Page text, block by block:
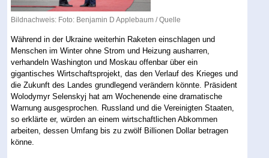
Bildnachweis: Foto: Benjamin D Applebaum /Quelle
Während in der Ukraine weiterhin Raketen einschlagen und
Menschen im Winter ohne Strom und Heizung ausharren,
verhandeln Washington und Moskau offenbar über ein
gigantisches Wirtschaftsprojekt, das den Verlauf des Krieges und
die Zukunft des Landes grundlegend verändern könnte. Präsident
Wolodymyr Selenskyj hat am Wochenende eine dramatische
Warnung ausgesprochen. Russland und die Vereinigten Staaten,
so erklärte er, würden an einem wirtschaftlichen Abkommen
arbeiten, dessen Umfang bis zu zwölf Billionen Dollar betragen
könne.